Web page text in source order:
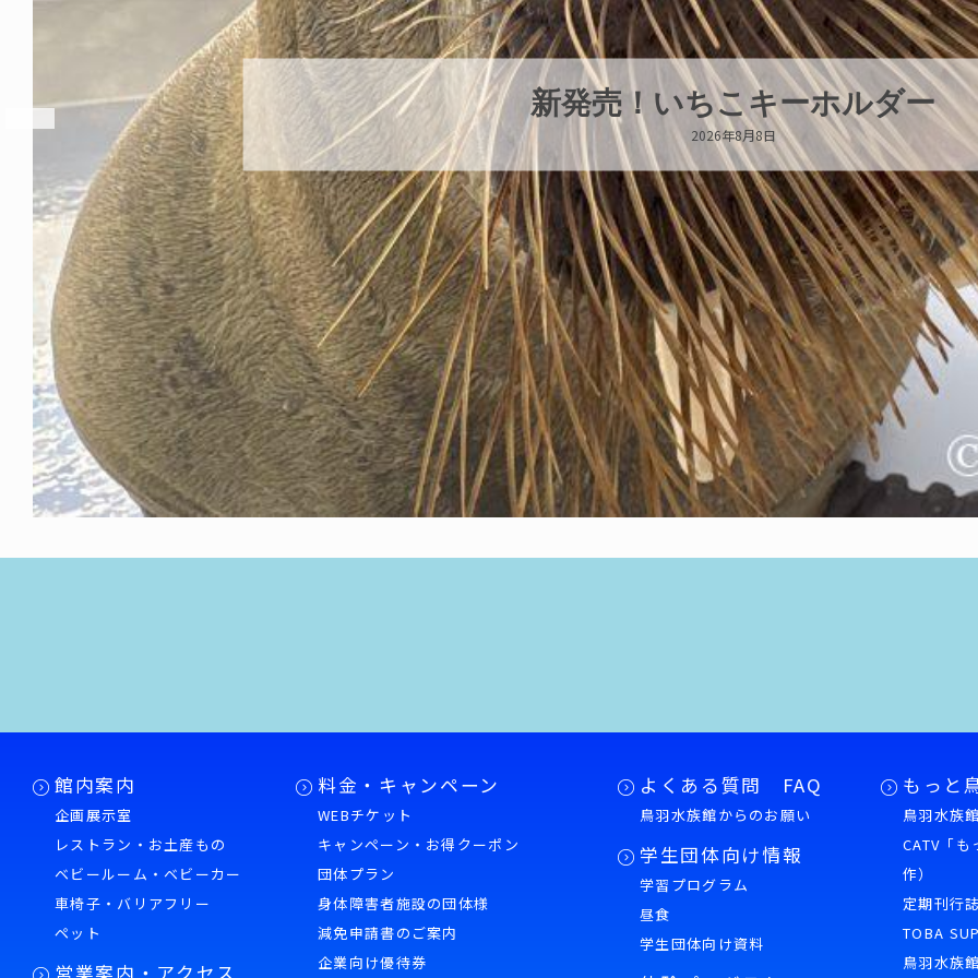
パラオオウムガイが交接していま
2026年8月7日
館内案内
企画展示室
レストラン・お土産もの
ベビールーム・ベビーカー
車椅子・バリアフリー
ペット
営業案内・アクセス
料金・キャンペーン
WEBチケット
キャンペーン・お得クーポン
団体プラン
身体障害者施設の団体様
減免申請書のご案内
企業向け優待券
よくある質問 FAQ
鳥羽水族館からのお願い
学生団体向け情報
学習プログラム
昼食
学生団体向け資料
もっと
鳥羽水族
CATV「
作）
定期刊行
TOBA
鳥羽水族